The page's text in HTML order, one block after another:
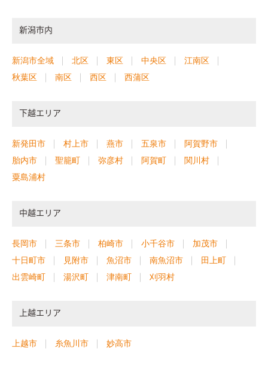
新潟市内
新潟市全域 北区 東区 中央区
江南区
秋葉区
南区 西区 西蒲区
下越エリア
新発田市 村上市 燕市 五泉市
阿賀野市
胎内市
聖籠町 弥彦村 阿賀町
関川村
粟島浦村
中越エリア
長岡市 三条市 柏崎市 小千谷市
加茂市
十日町市
見附市 魚沼市 南魚沼市
田上町
出雲崎町
湯沢町 津南町 刈羽村
上越エリア
上越市 糸魚川市 妙高市